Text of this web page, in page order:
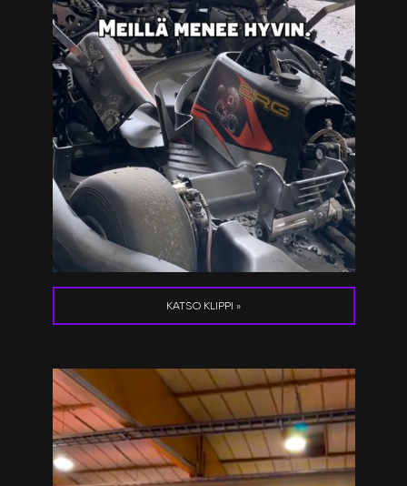
KATSO KLIPPI »